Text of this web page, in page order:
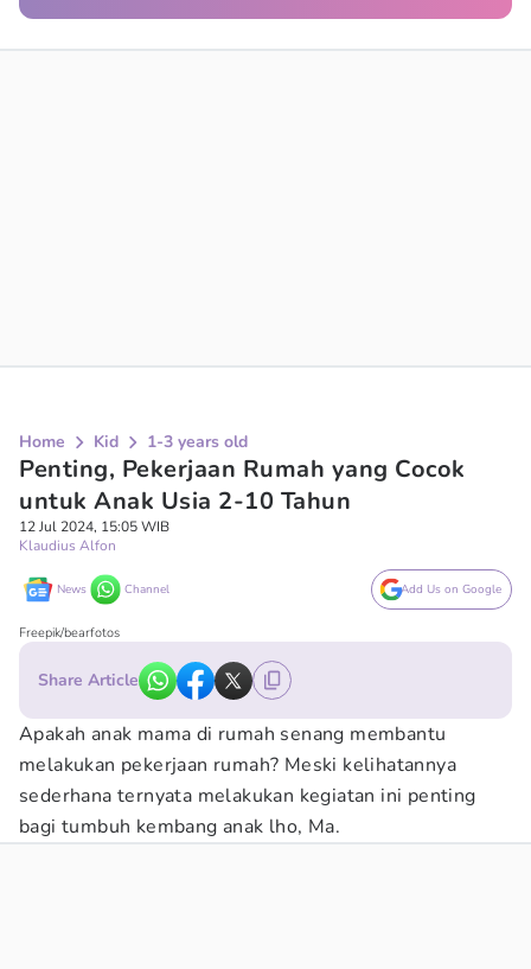
Home Kid 1-3 years old
Penting, Pekerjaan Rumah yang Cocok
untuk Anak Usia 2-10 Tahun
12 Jul 2024, 15:05 WIB
Klaudius Alfon
News Channel Add Us on Google
Freepik/bearfotos
Share Article
Apakah anak mama di rumah senang membantu
melakukan pekerjaan rumah? Meski kelihatannya
sederhana ternyata melakukan kegiatan ini penting
bagi tumbuh kembang anak lho, Ma.